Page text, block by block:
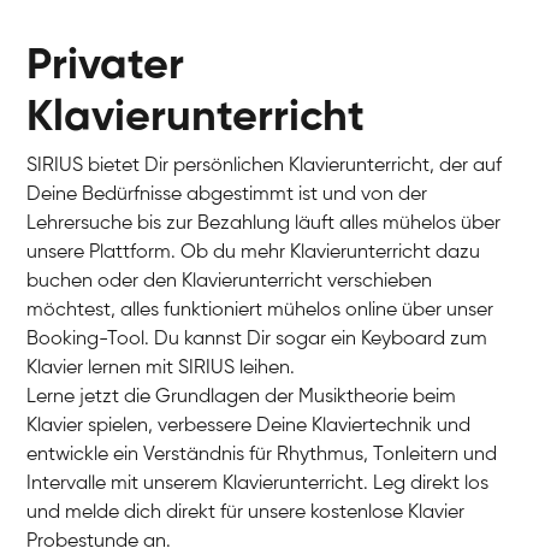
Charlotte
Klavier / Piano / Flügel
Privater
Klavierunterricht
SIRIUS bietet Dir persönlichen Klavierunterricht, der auf
Deine Bedürfnisse abgestimmt ist und von der
Lehrersuche bis zur Bezahlung läuft alles mühelos über
unsere Plattform. Ob du mehr Klavierunterricht dazu
buchen oder den Klavierunterricht verschieben
möchtest, alles funktioniert mühelos online über unser
Booking-Tool. Du kannst Dir sogar ein Keyboard zum
Klavier lernen mit SIRIUS leihen.
Lerne jetzt die Grundlagen der Musiktheorie beim
Klavier spielen, verbessere Deine Klaviertechnik und
entwickle ein Verständnis für Rhythmus, Tonleitern und
Intervalle mit unserem Klavierunterricht. Leg direkt los
und melde dich direkt für unsere kostenlose Klavier
Probestunde an.